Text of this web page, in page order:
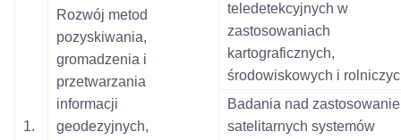
1.
Rozwój metod
pozyskiwania,
gromadzenia i
przetwarzania
informacji
geodezyjnych,
teledetekcyjnych w
zastosowaniach
kartograficznych,
środowiskowych i
Badania nad
satelitarnych systemów